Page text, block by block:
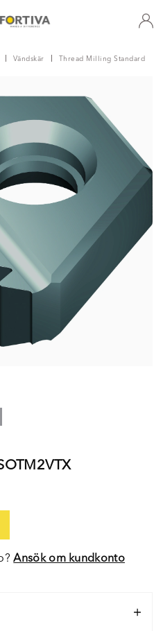
Vändskär Thread Milling Standard
Ansök om kundkonto